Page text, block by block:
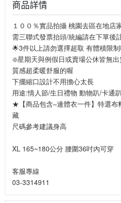
商品詳情
１００％實品拍攝 桃園去區在地店
需三聯式發票抬頭/統編請在下單後
🌟3件以上請勿選擇超取 有體積限
❇️星期天與例假日或賣場公休皆無
質感超柔暖舒服的喔
下擺縮口設計不用擔心太長
用途:情人節/生日禮物 動物趴/卡通趴
★【商品包含–連體衣一件】特選
藏
尺碼參考建議身高
XL 165~180公分 腰圍36吋內可穿
客服專線
03-3314911